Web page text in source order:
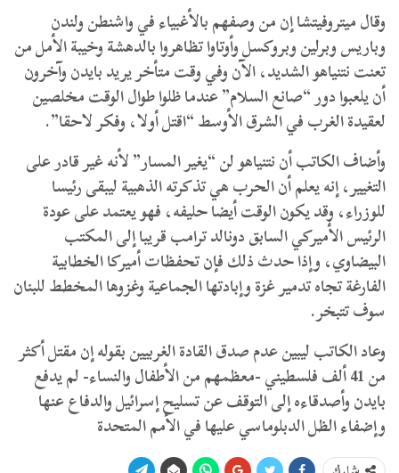
وقال ميتروفيتشا إن من وصفهم بالأغبياء في واشنطن ولندن
وباريس وبرلين وبروكسل وأوتاوا تظاهروا بالدهشة وخيبة الأمل من
تعنت نتنياهو الشديد، الآن وفي وقت متأخر يريد بايدن وآخرون
أن يلعبوا دور “صانع السلام” عندما ظلوا طوال الوقت مخلصين
لعقيدة الغرب في الشرق الأوسط “اقتل أولا، وفكر لاحقا”.
وأضاف الكاتب أن نتنياهو لن “يغير المسار” لأنه غير قادر على
التغيير، إنه يعلم أن الحرب هي تذكرته الذهبية ليبقى رئيسا
للوزراء، وقد يكون الوقت أيضا حليفه، فهو يعتمد على عودة
الرئيس الأميركي السابق دونالد ترامب قريبا إلى المكتب
البيضاوي، وإذا حدث ذلك فإن تحفظات أميركا الخطابية
الفارغة تجاه تدمير غزة وإبادتها الجماعية وغزوها المخطط للبنان
سوف تتبخر.
وعاد الكاتب ليبين عدم صدق القادة الغربيين بقوله إن مقتل أكثر
من 41 ألف فلسطيني -معظمهم من الأطفال والنساء- لم يدفع
بايدن وأصدقاءه إلى التوقف عن تسليح إسرائيل والدفاع عنها
وإضفاء الظل الدبلوماسي عليها في الأمم المتحدة